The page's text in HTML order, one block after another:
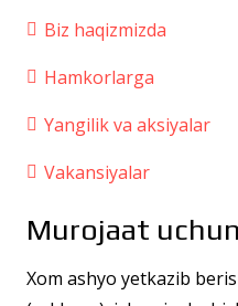
Biz haqizmizda
Hamkorlarga
Yangilik va aksiyalar
Vakansiyalar
Murojaat uchun
Xom ashyo yetkazib